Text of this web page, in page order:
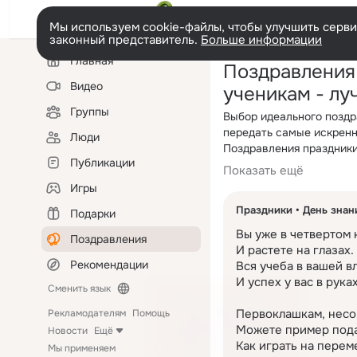
Мы используем cookie-файлы, чтобы улучшить
законный представитель. Больше информации
Левая
колонкаГлавная
Видео
Группы
Люди
Публикации
Игры
Подарки
Поздравления
Рекомендации
Сменить язык
Рекламодателям Помощь
Новости Ещё
Мы применяем
ученикам -
Выбор идеального
передать самые
Поздравления
красивыми,
Главное — подобрать
В этот особенный день
душевные
пожелания.
произносятся слова.
слова, а возможность
если поздравление
важны теплые и
веселый подход.
Если хочется чего-то
настроение.
приятное впечатление.
Поздравление в
сюрпризом.
Показать ещё
Праздники День
Вы уже в четвертом
И растете на глазах.
Вся учеба в вашей
И успех у вас в
Первоклашкам,
Можете пример
Как играть на